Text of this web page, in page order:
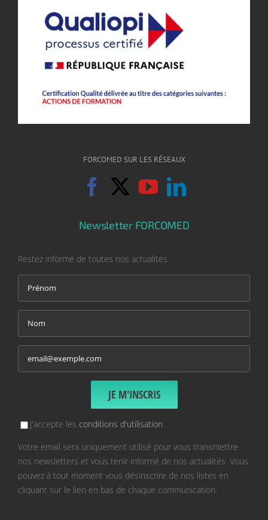
FORCOMED SUR LES RÉSEAUX
Newsletter FORCOMED
Restez informé de toutes nos actualités
J'accepte les conditions d'utilisation
Votre email sera uniquement utilisé pour vous transmettre
nos newsletters et vous tenir informé de nos actualités. Vous
pouvez à tout moment vous désinscrire de nos listes en
cliquant sur le lien en bas de chaque communication.